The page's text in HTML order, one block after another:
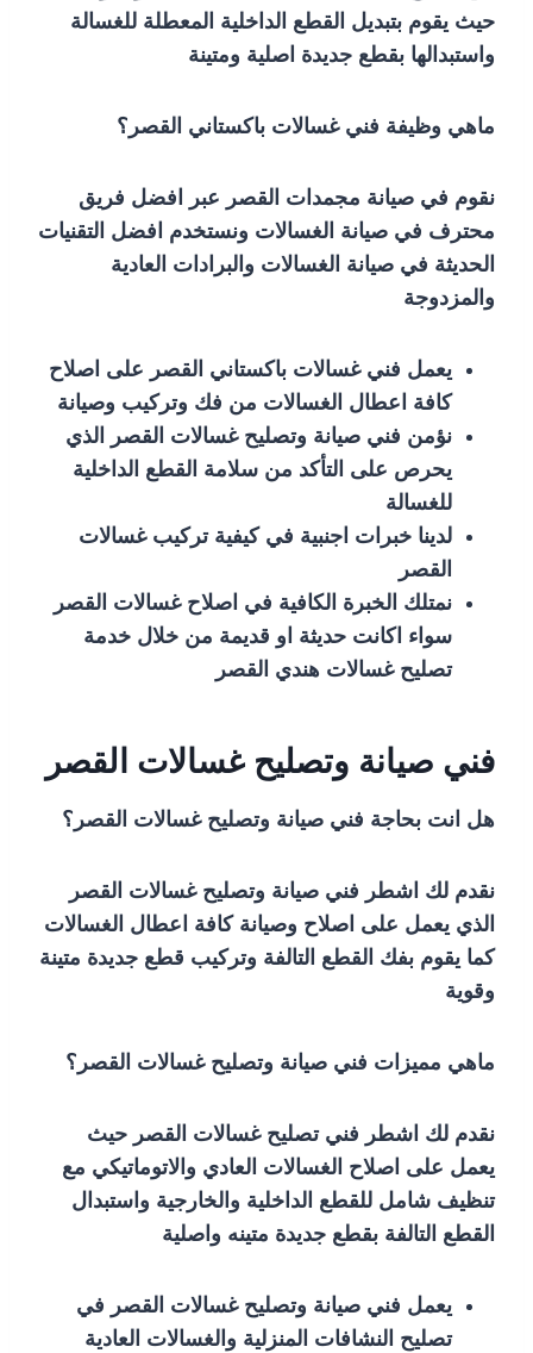
حيث يقوم بتبديل القطع الداخلية المعطلة للغسالة
واستبدالها بقطع جديدة اصلية ومتينة
ماهي وظيفة فني غسالات باكستاني القصر؟
نقوم في صيانة مجمدات القصر عبر افضل فريق
محترف في صيانة الغسالات ونستخدم افضل التقنيات
الحديثة في صيانة الغسالات والبرادات العادية
والمزدوجة
يعمل فني غسالات باكستاني القصر على اصلاح
كافة اعطال الغسالات من فك وتركيب وصيانة
نؤمن فني صيانة وتصليح غسالات القصر الذي
يحرص على التأكد من سلامة القطع الداخلية
للغسالة
لدينا خبرات اجنبية في كيفية تركيب غسالات
القصر
نمتلك الخبرة الكافية في اصلاح غسالات القصر
سواء اكانت حديثة او قديمة من خلال خدمة
تصليح غسالات هندي القصر
فني صيانة وتصليح غسالات القصر
هل انت بحاجة فني صيانة وتصليح غسالات القصر؟
نقدم لك اشطر فني صيانة وتصليح غسالات القصر
الذي يعمل على اصلاح وصيانة كافة اعطال الغسالات
كما يقوم بفك القطع التالفة وتركيب قطع جديدة متينة
وقوية
ماهي مميزات فني صيانة وتصليح غسالات القصر؟
نقدم لك اشطر فني تصليح غسالات القصر حيث
يعمل على اصلاح الغسالات العادي والاتوماتيكي مع
تنظيف شامل للقطع الداخلية والخارجية واستبدال
القطع التالفة بقطع جديدة متينه واصلية
يعمل فني صيانة وتصليح غسالات القصر في
تصليح النشافات المنزلية والغسالات العادية